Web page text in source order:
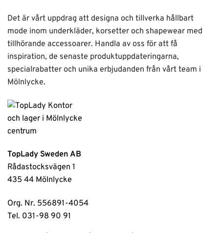
Det är vårt uppdrag att designa och tillverka hållbart
mode inom underkläder, korsetter och shapewear med
tillhörande accessoarer. Handla av oss för att få
inspiration, de senaste produktuppdateringarna,
specialrabatter och unika erbjudanden från vårt team i
Mölnlycke.
TopLady Sweden AB
Rådastocksvägen 1
435 44 Mölnlycke
Org. Nr. 556891-4054
Tel. 031-98 90 91